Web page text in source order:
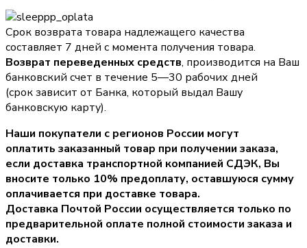
Срок возврата товара надлежащего качества
составляет 7 дней с момента получения товара.
Возврат переведенных средств, производится на Ваш
банковский счет в течение 5—30 рабочих дней
(срок зависит от Банка, который выдал Вашу
банковскую карту).
Наши покупатели с регионов России могут
оплатить заказанный товар при получении заказа,
если доставка транспортной компанией СДЭК, Вы
вносите только 10% предоплату, оставшуюся сумму
оплачивается при доставке товара.
Доставка Почтой России осуществляется только по
предварительной оплате полной стоимости заказа и
доставки.